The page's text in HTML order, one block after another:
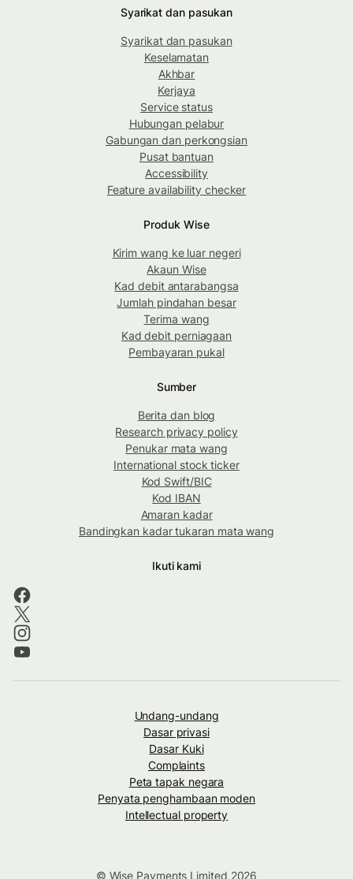
Syarikat dan pasukan
Syarikat dan pasukan
Keselamatan
Akhbar
Kerjaya
Service status
Hubungan pelabur
Gabungan dan perkongsian
Pusat bantuan
Accessibility
Feature availability checker
Produk Wise
Kirim wang ke luar negeri
Akaun Wise
Kad debit antarabangsa
Jumlah pindahan besar
Terima wang
Kad debit perniagaan
Pembayaran pukal
Sumber
Berita dan blog
Research privacy policy
Penukar mata wang
International stock ticker
Kod Swift/BIC
Kod IBAN
Amaran kadar
Bandingkan kadar tukaran mata wang
Ikuti kami
Undang-undang
Dasar privasi
Dasar Kuki
Complaints
Peta tapak negara
Penyata penghambaan moden
Intellectual property
© Wise Payments Limited 2026